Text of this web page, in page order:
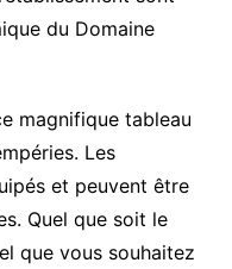
du Domaine
magnifique tableau
Les
et peuvent être
Quel que soit le
que vous souhaitez